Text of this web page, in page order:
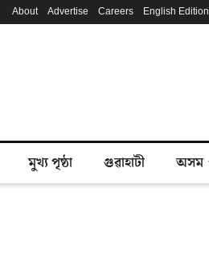
About Advertise Careers English Edition
মুখ্য পৃষ্ঠা গুৱাহাটী অসম